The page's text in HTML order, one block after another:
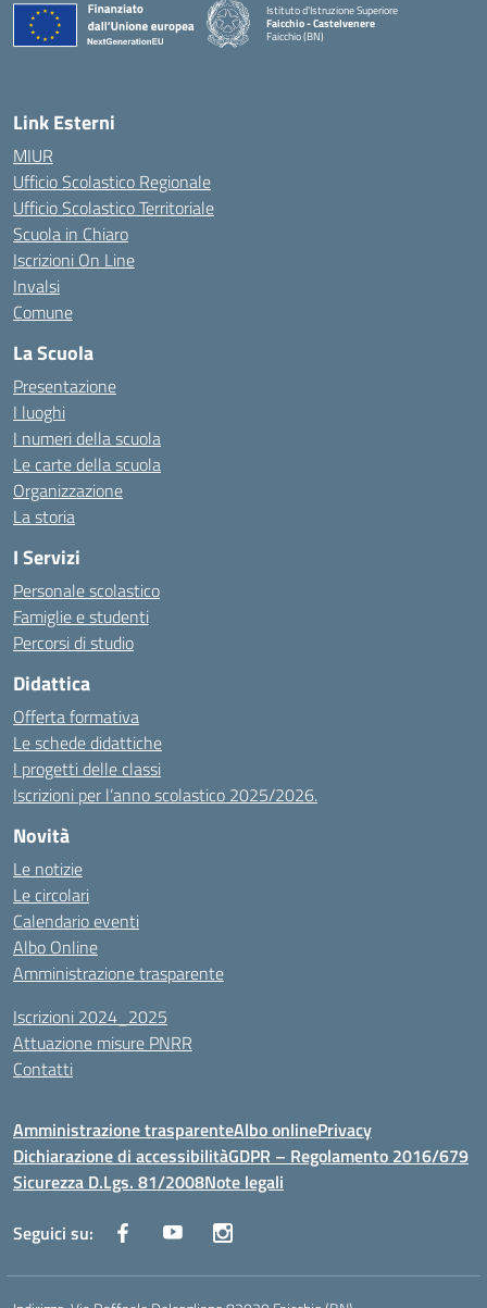
Istituto d'Istruzione Superiore
Faicchio - Castelvenere
Faicchio (BN)
Link Esterni
MIUR
Ufficio Scolastico Regionale
Ufficio Scolastico Territoriale
Scuola in Chiaro
Iscrizioni On Line
Invalsi
Comune
La Scuola
Presentazione
I luoghi
I numeri della scuola
Le carte della scuola
Organizzazione
La storia
I Servizi
Personale scolastico
Famiglie e studenti
Percorsi di studio
Didattica
Offerta formativa
Le schede didattiche
I progetti delle classi
Iscrizioni per l’anno scolastico 2025/2026.
Novità
Le notizie
Le circolari
Calendario eventi
Albo Online
Amministrazione trasparente
Iscrizioni 2024_2025
Attuazione misure PNRR
Contatti
Amministrazione trasparenteAlbo onlinePrivacy
Dichiarazione di accessibilitàGDPR – Regolamento 2016/679
Sicurezza D.Lgs. 81/2008Note legali
Seguici su: